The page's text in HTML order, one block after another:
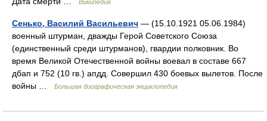
Википедия
Сенько, Василий Васильевич — (15.10.1921 05.06.1984)
военный штурман, дважды Герой Советского Союза
(единственный среди штурманов), гвардии полковник. Во
время Великой Отечественной войны воевал в составе 667
дбап и 752 (10 гв.) апдд. Совершил 430 боевых вылетов. После
войны …
Большая биографическая энциклопедия